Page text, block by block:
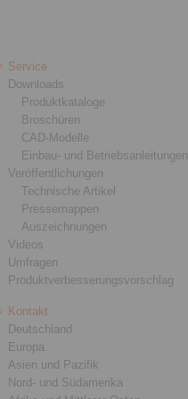
Service
Downloads
Produktkataloge
Broschüren
CAD-Modelle
Einbau- und Betriebsanleitungen
Veröffentlichungen
Technische Artikel
Pressemappen
Auszeichnungen
Videos
Umfragen
Produktverbesserungsvorschlag
Kontakt
Deutschland
Europa
Asien und Pazifik
Nord- und Südamerika